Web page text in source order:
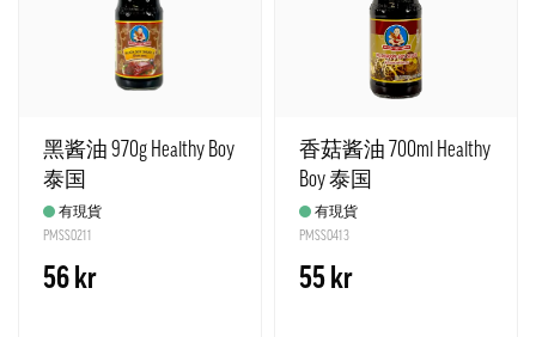
黑酱油 970g Healthy Boy
泰国
有現貨
PMSS0211
56 kr
香菇酱油 700ml Healthy
Boy 泰国
有現貨
PMSS0413
55 kr